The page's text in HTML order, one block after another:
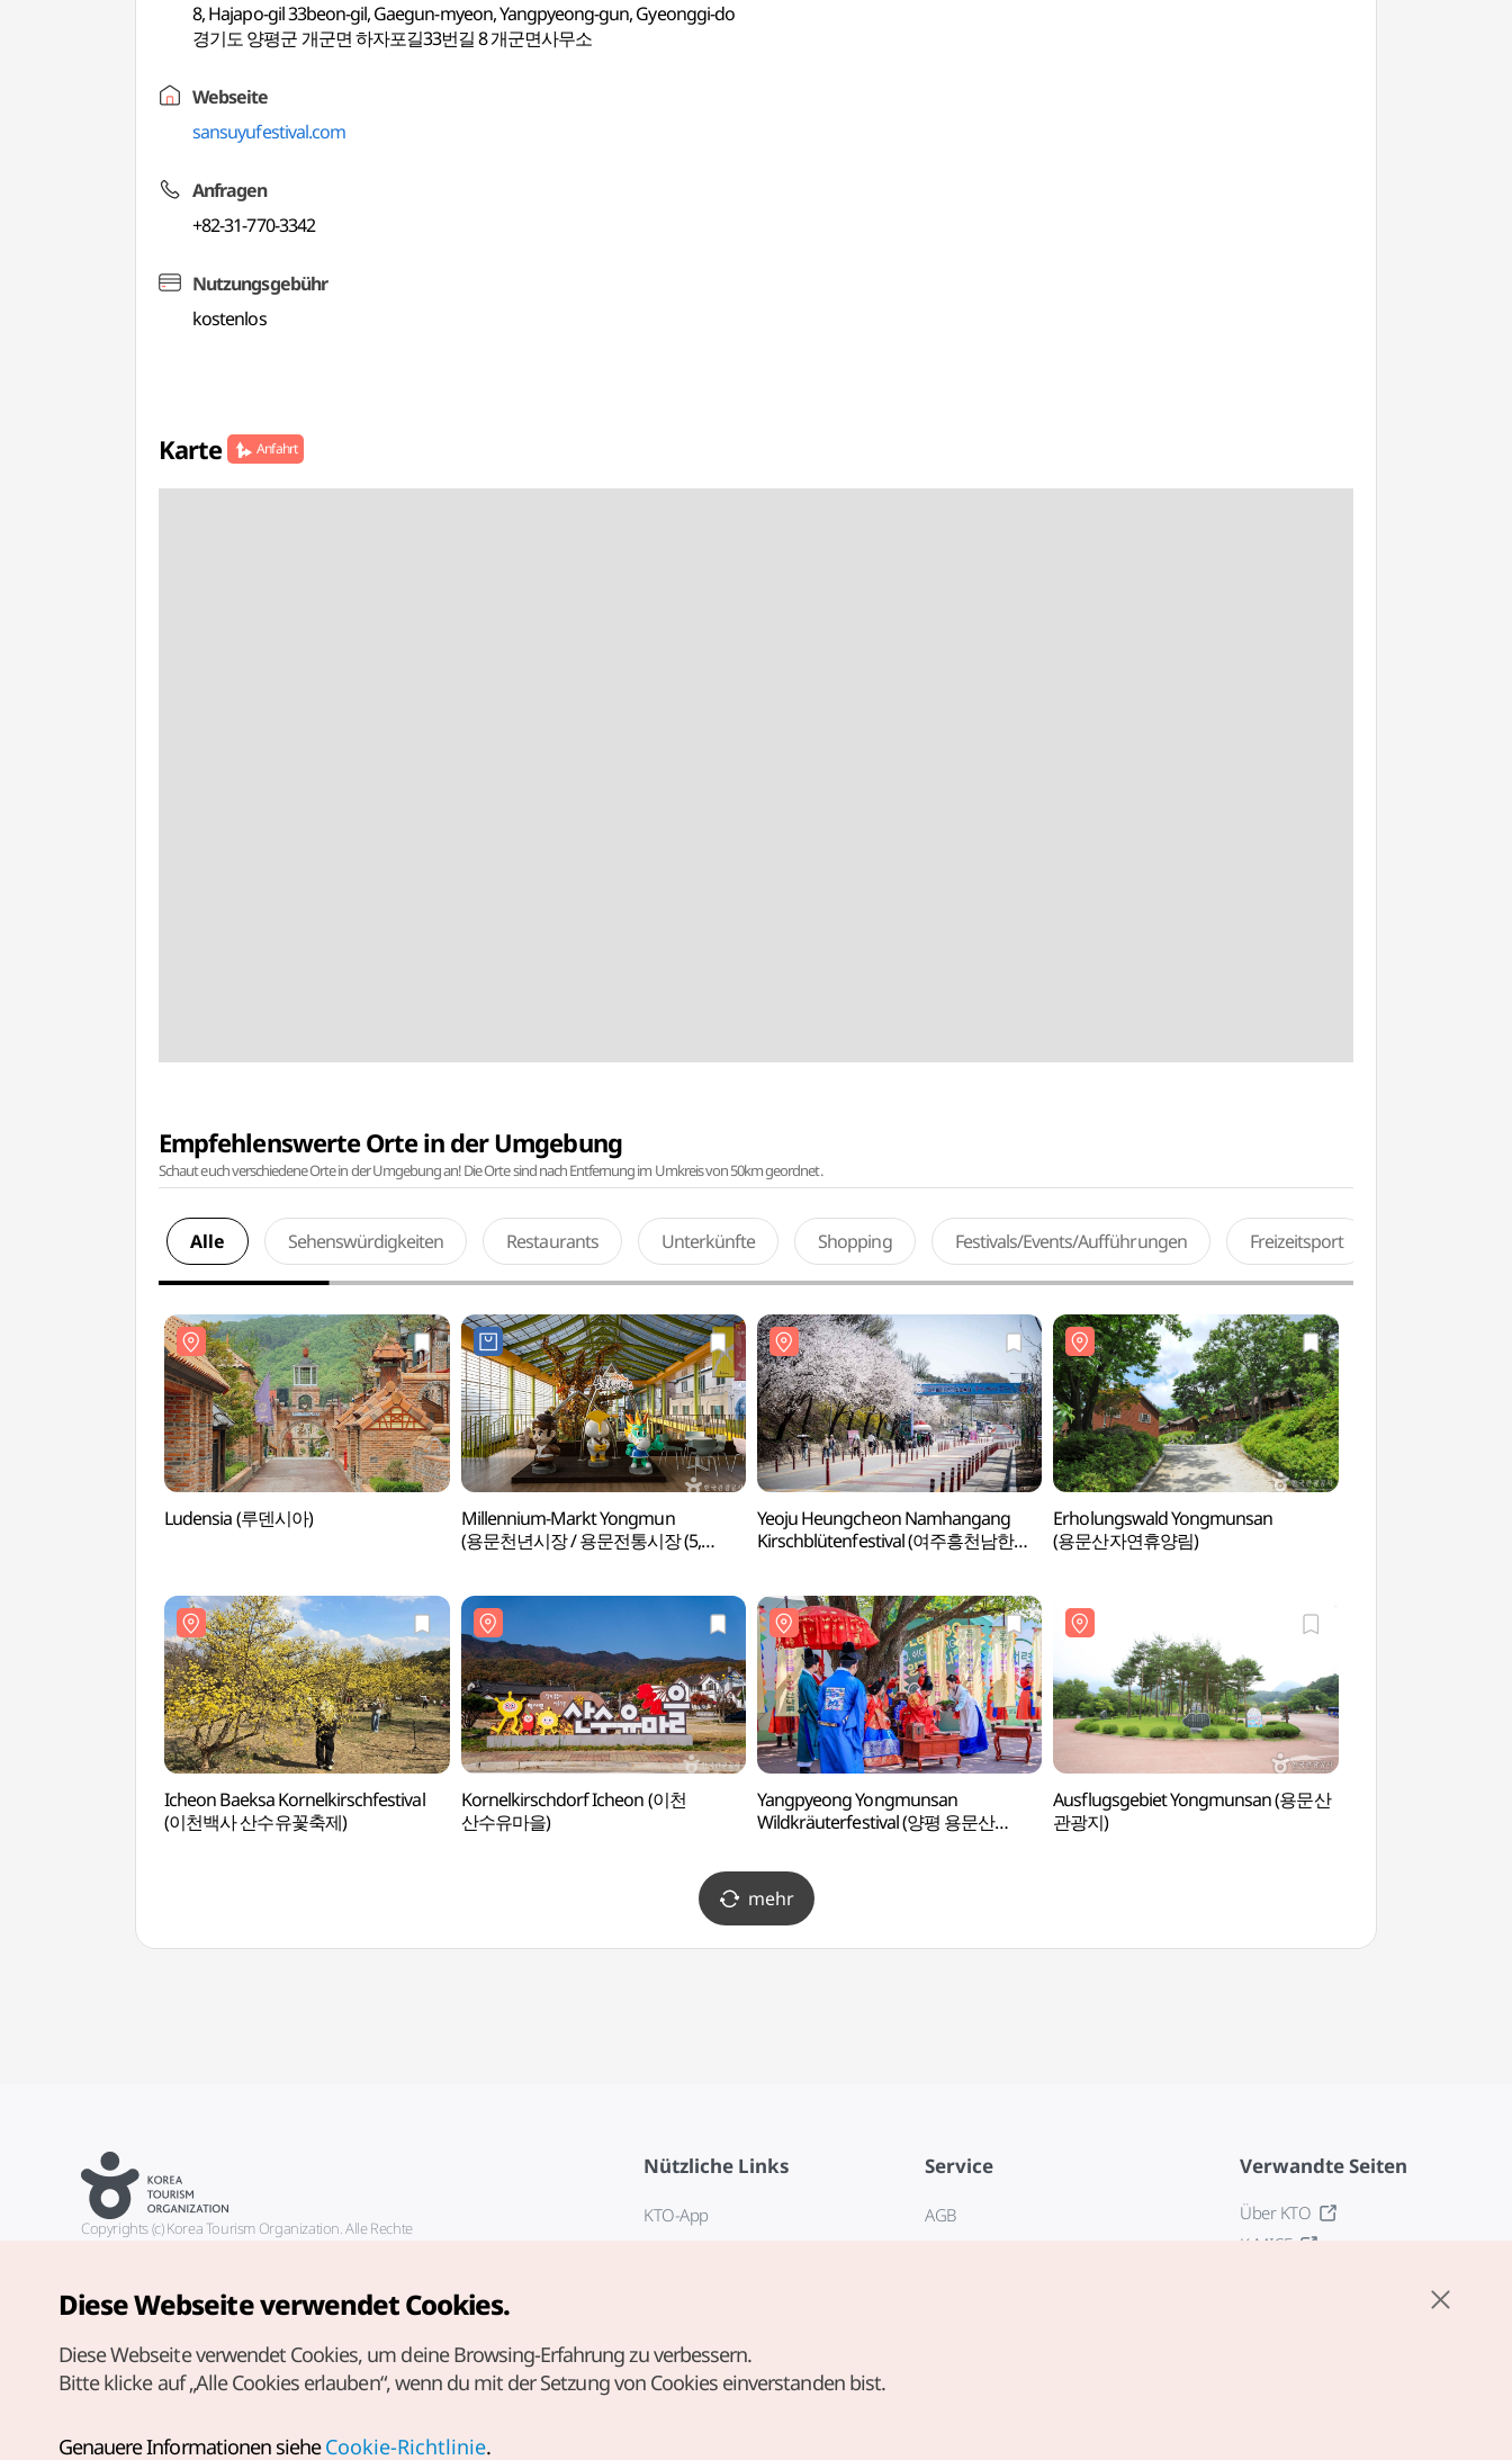
8, Hajapo-gil 33beon-gil, Gaegun-myeon, Yangpyeong-gun, Gyeonggi-do
경기도 양평군 개군면 하자포길33번길 8 개군면사무소
Webseite
sansuyufestival.com
Anfragen
+82-31-770-3342
Nutzungsgebühr
kostenlos
Karte Anfahrt
Empfehlenswerte Orte in der Umgebung
Schaut euch verschiedene Orte in der Umgebung an! Die Orte sind nach Entfernung im Umkreis von 50km geordnet.
Alle Sehenswürdigkeiten Restaurants Unterkünfte Shopping Festivals/Events/Aufführungen Freizeitsport
Ludensia (루덴시아)
Millennium-Markt Yongmun
(용문천년시장 / 용문전통시장 (5,
Yeoju Heungcheon Namhangang
Kirschblütenfestival (여주흥천남한강
Erholungswald Yongmunsan
(용문산자연휴양림)
Icheon Baeksa Kornelkirschfestival
(이천백사 산수유꽃축제)
Kornelkirschdorf Icheon (이천
산수유마을)
Yangpyeong Yongmunsan
Wildkräuterfestival (양평 용문산
Ausflugsgebiet Yongmunsan (용문산
관광지)
mehr
Nützliche Links
KTO-App
Service
AGB
Verwandte Seiten
Über KTO
K-MICE
Copyrights (c) Korea Tourism Organization. Alle Rechte
german@knto.or.kr
Diese Webseite verwendet Cookies.
Diese Webseite verwendet Cookies, um deine Browsing-Erfahrung zu verbessern.
Bitte klicke auf „Alle Cookies erlauben“, wenn du mit der Setzung von Cookies einverstanden bist.
Genauere Informationen sieheCookie-Richtlinie.